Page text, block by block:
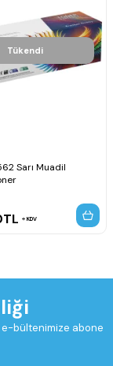
Tükendi
Sarı Muadil
TL KDV
bültenimize abone